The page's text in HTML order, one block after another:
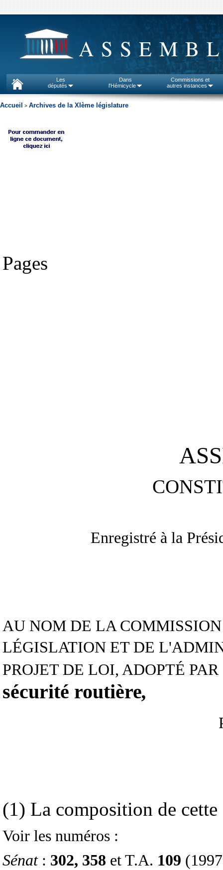
Les
députés
Dans
l'Hémicycle
Commissions et
autres instances
Accueil > Archives de la XIème législature
Pages
Enregistré à la
AU NOM DE LA
LÉGISLATION ET DE
PROJET DE LOI, ADOPTÉ
sécurité routière,
(1) La composition de
Voir les numéros :
Sénat: 302, 358 et T.A. 109